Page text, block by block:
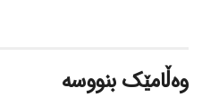
وەڵامێک بنووسە